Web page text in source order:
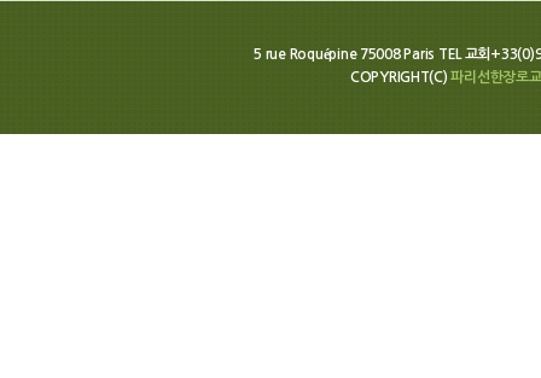
5 rue Roquépine 75008 Paris TEL 교회
COPYRIGHT(C)파리선한장로